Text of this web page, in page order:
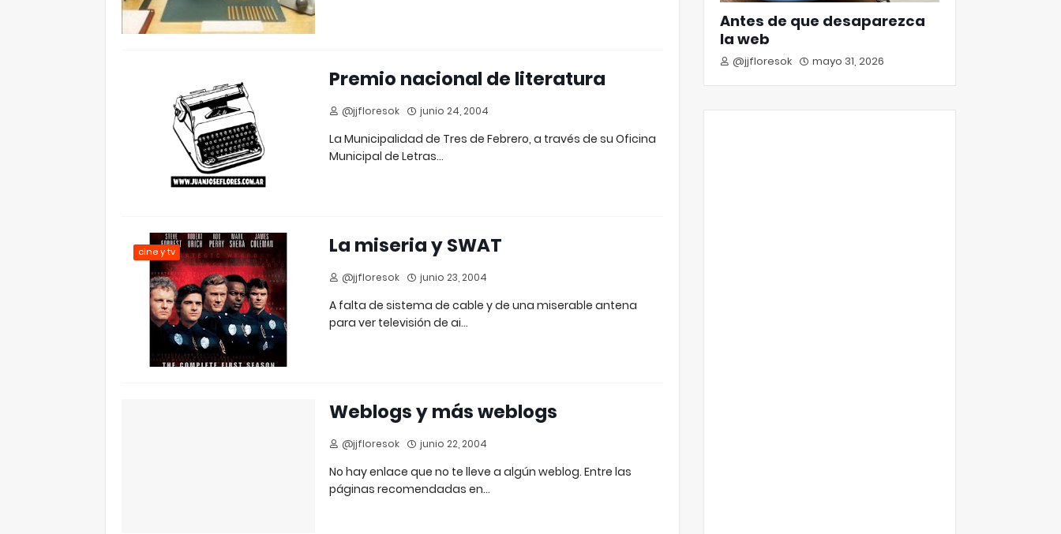
Premio nacional de literatura
@jjfloresok junio 24, 2004
La Municipalidad de Tres de Febrero, a través de su Oficina
Municipal de Letras…
cine y tv La miseria y SWAT
@jjfloresok junio 23, 2004
A falta de sistema de cable y de una miserable antena
para ver televisión de ai…
Weblogs y más weblogs
@jjfloresok junio 22, 2004
No hay enlace que no te lleve a algún weblog. Entre las
páginas recomendadas en…
Antes de que desaparezca
la web
@jjfloresok mayo 31, 2026